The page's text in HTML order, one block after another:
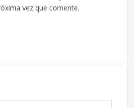
vez que comente.